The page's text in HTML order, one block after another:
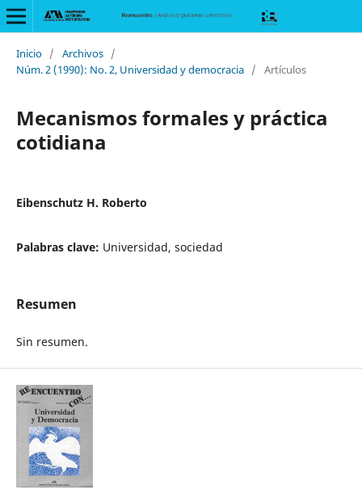
Inicio / Archivos /
Núm. 2 (1990): No. 2, Universidad y democracia / Artículos
Mecanismos formales y práctica
cotidiana
Eibenschutz H. Roberto
Palabras clave: Universidad, sociedad
Resumen
Sin resumen.